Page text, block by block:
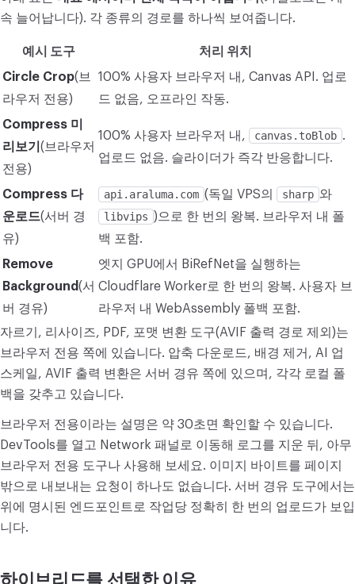
이미지 크기 변경
변환
변환
JPG를 PDF로 변환
속 늘어납니다). 각 종류의 경로를 하나씩 보여줍니다.
예시 도구
처리 위치
Circle Crop(브
라우저 전용)
100% 사용자 브라우저 내, Canvas API. 업로
드 없음, 오프라인 작동.
Compress 미
리보기 (브라우저
전용)
100% 사용자 브라우저 내, canvas.toBlob .
업로드 없음. 슬라이더가 즉각 반응합니다.
Compress 다
운로드(서버 경
유)
api.araluma.com (독일 VPS의 sharp 와
libvips )으로 한 번의 왕복. 브라우저 내 폴
백 포함.
Remove
Background(서
버 경유)
엣지 GPU에서 BiRefNet을 실행하는
Cloudflare Worker로 한 번의 왕복. 사용자 브
라우저 내 WebAssembly 폴백 포함.
자르기, 리사이즈, PDF, 포맷 변환 도구(AVIF 출력 경로 제외)는
브라우저 전용 쪽에 있습니다. 압축 다운로드, 배경 제거, AI 업
스케일, AVIF 출력 변환은 서버 경유 쪽에 있으며, 각각 로컬 폴
백을 갖추고 있습니다.
브라우저 전용이라는 설명은 약 30초면 확인할 수 있습니다.
DevTools를 열고 Network 패널로 이동해 로그를 지운 뒤, 아무
브라우저 전용 도구나 사용해 보세요. 이미지 바이트를 페이지
밖으로 내보내는 요청이 하나도 없습니다. 서버 경유 도구에서는
위에 명시된 엔드포인트로 작업당 정확히 한 번의 업로드가 보입
니다.
하이브리드를 선택한 이유